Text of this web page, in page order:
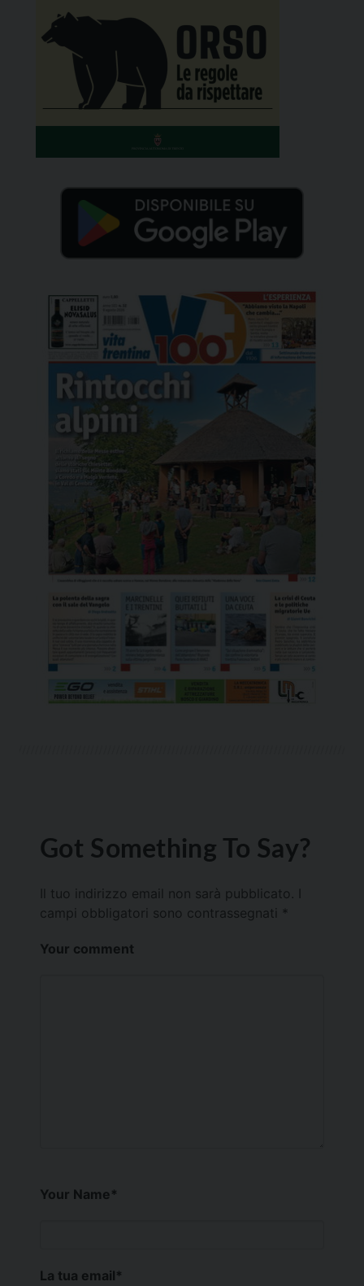
Got Something To Say?
Il tuo indirizzo email non sarà pubblicato.
campi obbligatori sono contrassegnati *
Your comment
Your Name*
La tua email*